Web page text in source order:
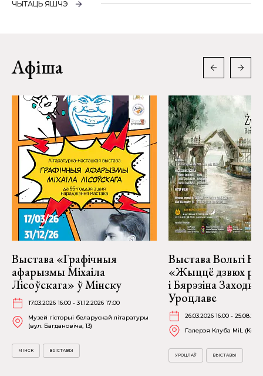
ЧЫТАЦЬ ЯШЧЭ
Афіша
Выстава «Графічныя
афарызмы Міхаіла
Лісоўскага» ў Мінску
17.03.2026 16:00 - 31.12.2026 17:00
Музей гісторыі беларускай літаратуры
(вул. Багдановіча, 13)
МІНСК ВЫСТАВЫ
Выстава Вольгі
«Жыццё дзвюх
і Бярэзіна
Уроцлаве
26.03.2026 16:00 -
Галерэя Клуба MiL
УРОЦЛАЎ ВЫСТАВЫ